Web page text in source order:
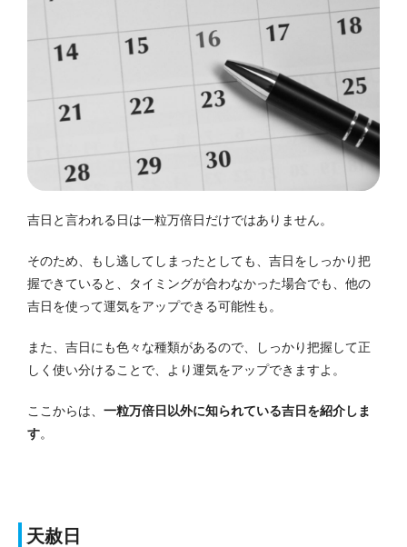
吉日と言われる日は一粒万倍日だけではありません。
そのため、もし逃してしまったとしても、吉日をしっかり把
握できていると、タイミングが合わなかった場合でも、他の
吉日を使って運気をアップできる可能性も。
また、吉日にも色々な種類があるので、しっかり把握して正
しく使い分けることで、より運気をアップできますよ。
ここからは、 一粒万倍日以外に知られている吉日を紹介しま
す。
天赦日